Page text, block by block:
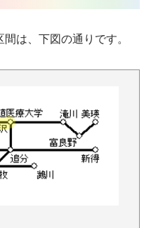
は、下図の通りです。